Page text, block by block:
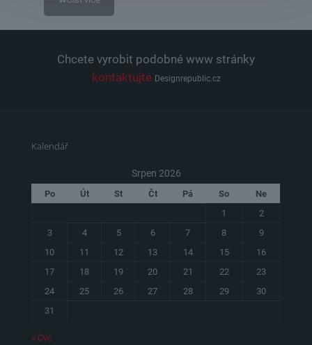
Chcete vyrobit podobné www stránky
kontaktujte Designrepublic.cz
Kalendář
Srpen 2026
Po Út St Čt Pá So
Ne
1
2
3
4 5 6 7 8
9
10
11 12 13 14 15
16
17
18 19 20 21 22
23
24
25 26 27 28 29
30
31
« Čvc